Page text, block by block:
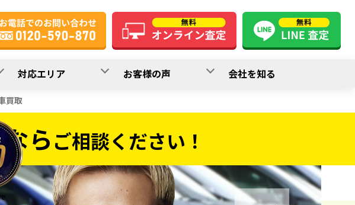
対応エリア お客様の声 会社を知る
買取
らご相談ください！